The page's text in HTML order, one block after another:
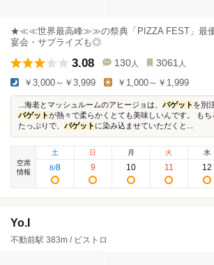
★≪≪世界最高峰≫≫の祭典「PIZZA FEST」最
宴会・サプライズも◎
3.08 130 人 3061 人
￥3,000～￥3,999 ￥1,000～￥1,999
...海老とマッシュルームのアヒージョは、 バゲット を別
バゲットが熱々で柔らかくとても美味しいんです。 も
たっぷりで、 バゲット に染み込ませていただくと...
空席
情報
土
8/8
日
9
月
10
火
11
水
12
Yo.I
不動前駅 383m / ビストロ